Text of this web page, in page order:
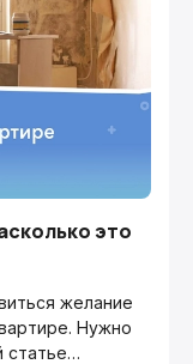
это
желание
Нужно
статье…